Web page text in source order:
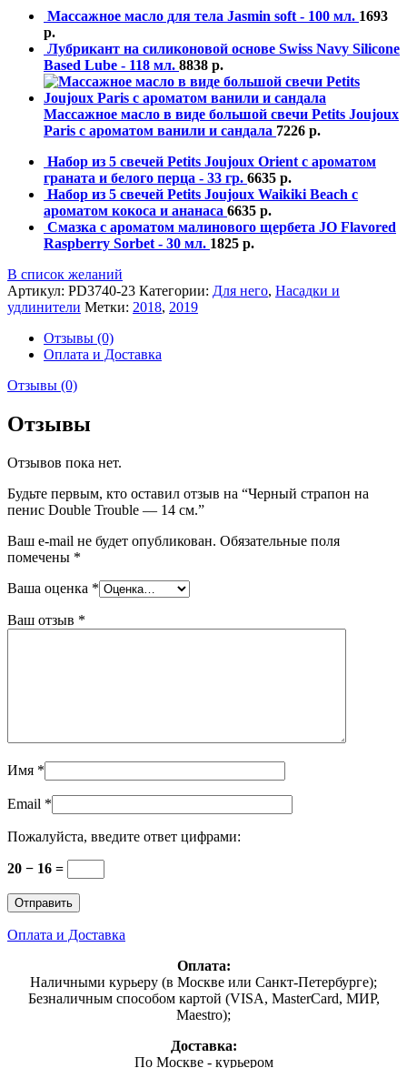
Массажное масло для тела Jasmin soft - 100 мл. 1693
р.
Лубрикант на силиконовой основе Swiss Navy Silicone
Based Lube - 118 мл. 8838 р.
Массажное масло в виде большой свечи Petits Joujoux
Paris с ароматом ванили и сандала 7226 р.
Набор из 5 свечей Petits Joujoux Orient с ароматом
граната и белого перца - 33 гр. 6635 р.
Набор из 5 свечей Petits Joujoux Waikiki Beach с
ароматом кокоса и ананаса 6635 р.
Смазка с ароматом малинового щербета JO Flavored
Raspberry Sorbet - 30 мл. 1825 р.
В список желаний
Артикул: PD3740-23 Категории: Для него, Насадки и
удлинители Метки: 2018, 2019
Отзывы (0)
Оплата и Доставка
Отзывы (0)
Отзывы
Отзывов пока нет.
Будьте первым, кто оставил отзыв на “Черный страпон на
пенис Double Trouble — 14 см.”
Ваш e-mail не будет опубликован. Обязательные поля
помечены *
Ваша оценка *
Ваш отзыв *
Имя *
Email *
Пожалуйста, введите ответ цифрами:
20 − 16 =
Оплата и Доставка
Оплата:
Наличными курьеру (в Москве или Санкт-Петербурге);
Безналичным способом картой (VISA, MasterCard, МИР,
Maestro);
Доставка:
По Москве - курьером